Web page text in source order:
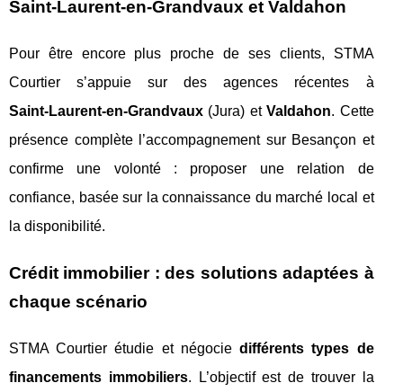
Saint‑Laurent‑en‑Grandvaux et Valdahon
Pour être encore plus proche de ses clients, STMA
Courtier s’appuie sur des agences récentes à
Saint‑Laurent‑en‑Grandvaux (Jura) etValdahon. Cette
présence complète l’accompagnement sur Besançon et
confirme une volonté : proposer une relation de
confiance, basée sur la connaissance du marché local et
la disponibilité.
Crédit immobilier : des solutions adaptées à
chaque scénario
STMA Courtier étudie et négociedifférents types de
financements immobiliers. L’objectif est de trouver la